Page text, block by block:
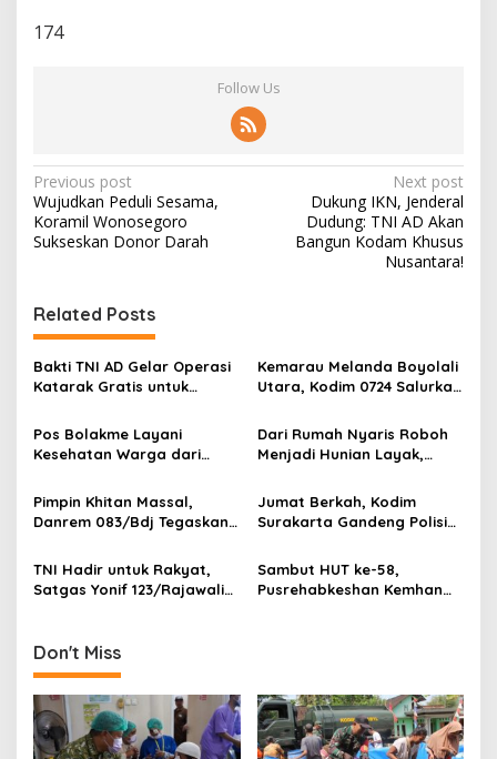
174
Follow Us
P
o
s
n
a
v
g
a
t
i
o
n
Previous post
Wujudkan Peduli Sesama,
Koramil Wonosegoro
Sukseskan Donor Darah
Next post
Dukung IKN, Jenderal
Dudung: TNI AD Akan
Bangun Kodam Khusus
Nusantara!
Related Posts
Bakti TNI AD Gelar Operasi
Katarak Gratis untuk
Kemarau Melanda Boyolali
Utara, Kodim 0724 Salurkan
Pos Bolakme Layani
Kesehatan Warga dari
Pegunungan
Dari Rumah Nyaris Roboh
Menjadi Hunian Layak,
Wujudkan Harapan Ibu Feri
Pimpin Khitan Massal,
Danrem 083/Bdj Tegaskan
Jumat Berkah, Kodim
Surakarta Gandeng Polisi
Gratis untuk Warga
TNI Hadir untuk Rakyat,
Satgas Yonif 123/Rajawali
Mappi
Sambut HUT ke-58,
Pusrehabkeshan Kemhan
Don't Miss